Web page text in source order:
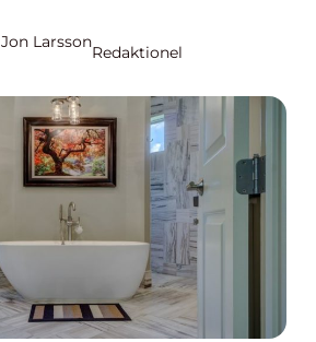
Jon Larsson
Redaktionel